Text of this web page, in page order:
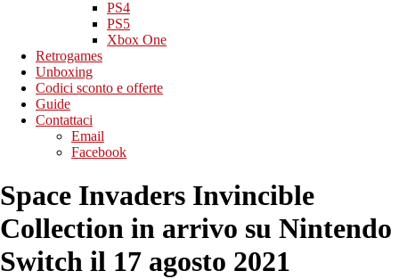
PS4
PS5
Xbox One
Retrogames
Unboxing
Codici sconto e offerte
Guide
Contattaci
Email
Facebook
Space Invaders Invincible
Collection in arrivo su Nintendo
Switch il 17 agosto 2021